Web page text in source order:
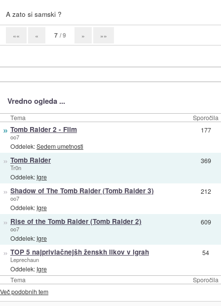
A zato si samski ?
«« « 7 / 9 » »»
Vredno ogleda ...
Tema Sporočila
Tema Sporočila
» Tomb Raider 2 - Film
oo7
Oddelek:Sedem umetnosti
177
» Tomb Raider
Tr0n
Oddelek: Igre
369
» Shadow of The Tomb Raider (Tomb Raider 3)
oo7
Oddelek: Igre
212
» Rise of the Tomb Raider (Tomb Raider 2)
oo7
Oddelek: Igre
609
» TOP 5 najprivlačnejšh ženskh likov v igrah
Leprechaun
Oddelek: Igre
54
Več podobnih tem